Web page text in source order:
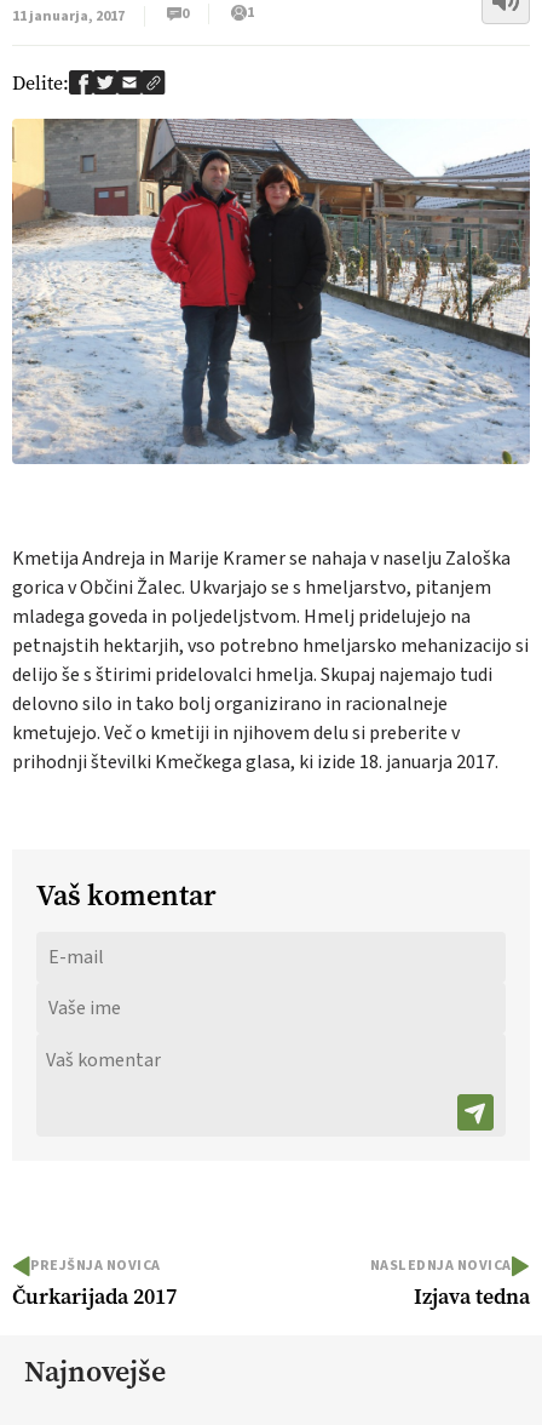
11 januarja, 2017
0 1
Delite:
Kmetija Andreja in Marije Kramer se nahaja v naselju Zaloška
gorica v Občini Žalec. Ukvarjajo se s hmeljarstvo, pitanjem
mladega goveda in poljedeljstvom. Hmelj pridelujejo na
petnajstih hektarjih, vso potrebno hmeljarsko mehanizacijo si
delijo še s štirimi pridelovalci hmelja. Skupaj najemajo tudi
delovno silo in tako bolj organizirano in racionalneje
kmetujejo. Več o kmetiji in njihovem delu si preberite v
prihodnji številki Kmečkega glasa, ki izide 18. januarja 2017.
Vaš komentar
PREJŠNJA NOVICA
Čurkarijada 2017
NASLEDNJA NOVICA
Izjava tedna
Najnovejše